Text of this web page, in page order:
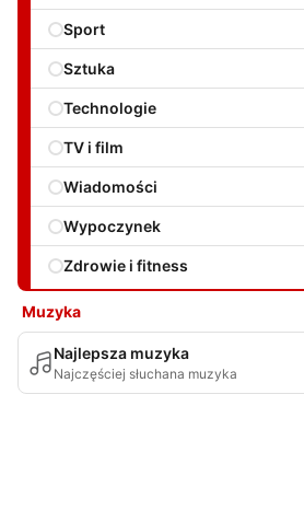
Sport
Sztuka
Technologie
TV i film
Wiadomości
Wypoczynek
Zdrowie i fitness
Muzyka
Najlepsza muzyka
Najczęściej słuchana muzyka